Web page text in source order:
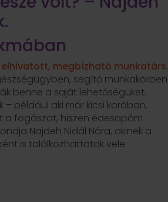
elhivatott, megbízható munkatárs.
segítő munkakörben
benne a saját lehetőségüket.
például aki már kicsi korában,
a fogászat, hiszen édesapám
Najdeh Nidál Nóra, akinek a
is találkozhattatok vele.